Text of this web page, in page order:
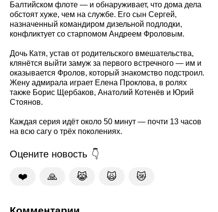
Балтийском флоте — и обнаруживает, что дома дела
обстоят хуже, чем на службе. Его сын Сергей,
назначенный командиром дизельной подлодки,
конфликтует со старпомом Андреем Фроловым.
Дочь Катя, устав от родительского вмешательства,
клянётся выйти замуж за первого встречного — им и
оказывается Фролов, который знакомство подстроил.
Жену адмирала играет Елена Проклова, в ролях
также Борис Щербаков, Анатолий Котенёв и Юрий
Стоянов.
Каждая серия идёт около 50 минут — почти 13 часов
на всю сагу о трёх поколениях.
Оцените новость
❤️ 🙏 😹 🙀 😿